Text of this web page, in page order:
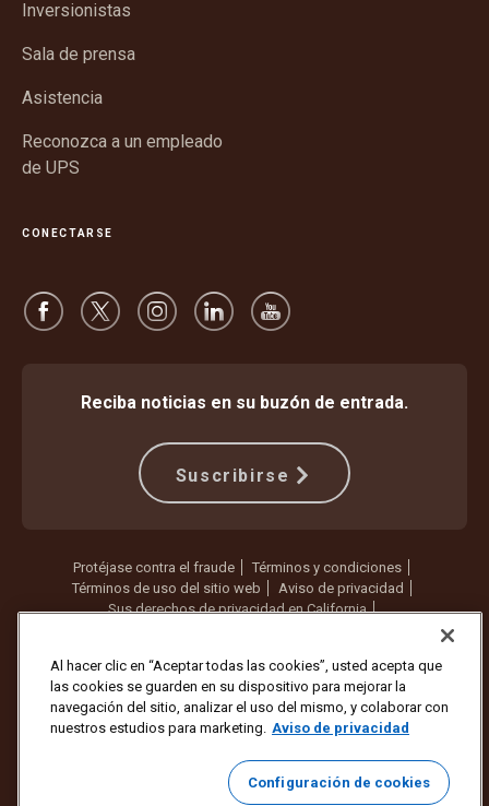
Inversionistas
Sala de prensa
Asistencia
Reconozca a un empleado
de UPS
CONECTARSE
Reciba noticias en su buzón de entrada.
Suscribirse
Protéjase contra el fraude
Términos y condiciones
Términos de uso del sitio web
Aviso de privacidad
Sus derechos de privacidad en California
Copyright ©1994 - 2026 United Parcel Service of America, Inc. Todos
los derechos reservados. ¿Ya no quiere recibir actualizaciones por
correo electrónico?
Cancelar la suscripción aquí
Para actualizar todas las demás preferencias de correo electrónico o
cancelar la suscripción a los correos electrónicos de marketing de
Al hacer clic en “Aceptar todas las cookies”, usted acepta que
las cookies se guarden en su dispositivo para mejorar la
navegación del sitio, analizar el uso del mismo, y colaborar con
nuestros estudios para marketing. Aviso de privacidad
Configuración de cookies